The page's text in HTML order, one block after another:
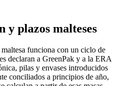
y plazos malteses
funciona con un ciclo de
declaran a GreenPak y a la ERA
pilas y envases introducidos
conciliados a principios de año,